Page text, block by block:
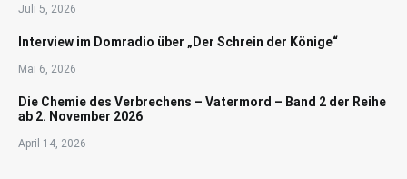
Juli 5, 2026
Interview im Domradio über „Der Schrein der Könige“
Mai 6, 2026
Die Chemie des Verbrechens – Vatermord – Band 2 der Reihe
ab 2. November 2026
April 14, 2026